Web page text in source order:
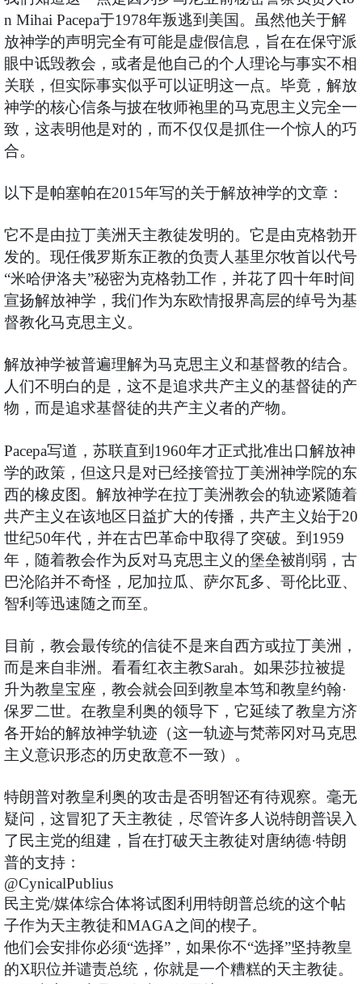
n Mihai Pacepa于1978年叛逃到美国。虽然他关于解
放神学的声明完全有可能是虚假信息，旨在在保守派
眼中诋毁教会，或者是他自己的个人理论与事实不相
关联，但实际事实似乎可以证明这一点。毕竟，解放
神学的核心信条与披在牧师袍里的马克思主义完全一
致，这表明他是对的，而不仅仅是抓住一个惊人的巧
合。
以下是帕塞帕在2015年写的关于解放神学的文章：
它不是由拉丁美洲天主教徒发明的。它是由克格勃开
发的。现任俄罗斯东正教的负责人基里尔牧首以代号
“米哈伊洛夫”秘密为克格勃工作，并花了四十年时间
宣扬解放神学，我们作为东欧情报界高层的绰号为基
督教化马克思主义。
解放神学被普遍理解为马克思主义和基督教的结合。
人们不明白的是，这不是追求共产主义的基督徒的产
物，而是追求基督徒的共产主义者的产物。
Pacepa写道，苏联直到1960年才正式批准出口解放神
学的政策，但这只是对已经接管拉丁美洲神学院的东
西的橡皮图。解放神学在拉丁美洲教会的轨迹紧随着
共产主义在该地区日益扩大的传播，共产主义始于20
世纪50年代，并在古巴革命中取得了突破。到1959
年，随着教会作为反对马克思主义的堡垒被削弱，古
巴沦陷并不奇怪，尼加拉瓜、萨尔瓦多、哥伦比亚、
智利等迅速随之而至。
目前，教会最传统的信徒不是来自西方或拉丁美洲，
而是来自非洲。看看红衣主教Sarah。如果莎拉被提
升为教皇宝座，教会就会回到教皇本笃和教皇约翰·
保罗二世。在教皇利奥的领导下，它延续了教皇方济
各开始的解放神学轨迹（这一轨迹与梵蒂冈对马克思
主义意识形态的历史敌意不一致）。
特朗普对教皇利奥的攻击是否明智还有待观察。毫无
疑问，这冒犯了天主教徒，尽管许多人说特朗普误入
了民主党的组建，旨在打破天主教徒对唐纳德·特朗
普的支持：
@CynicalPublius
民主党/媒体综合体将试图利用特朗普总统的这个帖
子作为天主教徒和MAGA之间的楔子。
他们会安排你必须“选择”，如果你不“选择”坚持教皇
的X职位并谴责总统，你就是一个糟糕的天主教徒。